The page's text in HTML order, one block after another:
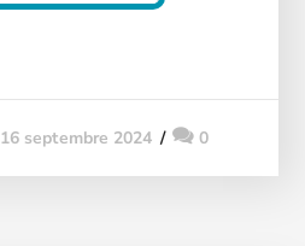
16 septembre 2024 0